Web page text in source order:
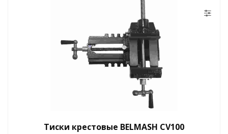
Тиски крестовые BELMASH CV100